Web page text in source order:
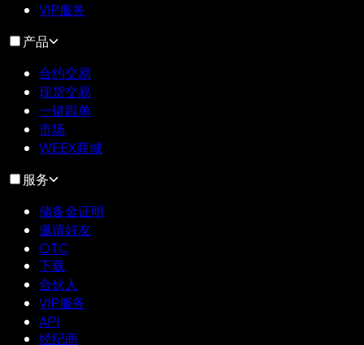
VIP服务
产品
合约交易
现货交易
一键跟单
市场
WEEX商城
服务
储备金证明
邀请好友
OTC
下载
合伙人
VIP服务
API
经纪商